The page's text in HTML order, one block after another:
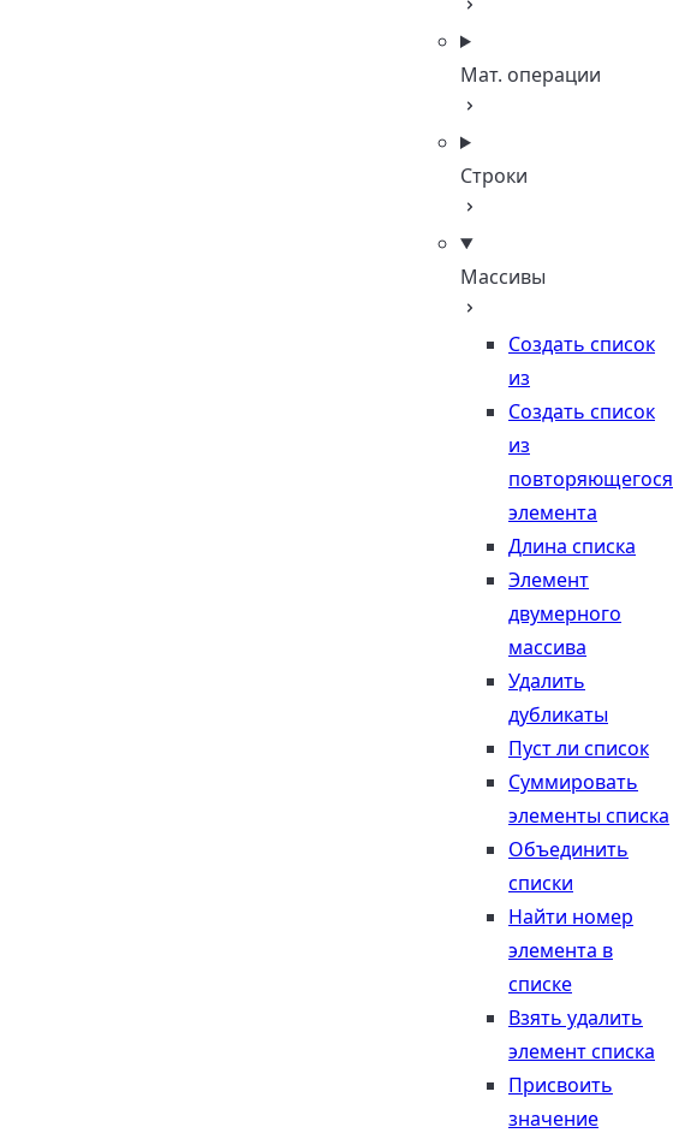
Мат. операции
Строки
Массивы
Создать список
из
Создать список
из
повторяющегося
элемента
Длина списка
Элемент
двумерного
массива
Удалить
дубликаты
Пуст ли список
Суммировать
элементы списка
Объединить
списки
Найти номер
элемента в
списке
Взять удалить
элемент списка
Присвоить
значение